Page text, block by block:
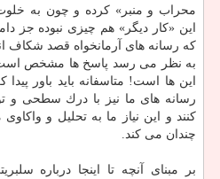
محراب و منبر» كرده و چون به
این «كار دیگر» هم چیزی نبوده جز
كه رسانه های آرمانخواه قصد شكاف
به نظر می رسد پاسخ ها مشخص است
این ها است! متاسفانه باید باور
رسانه های ما نیز با درك سطحی و
كنند و این نیاز ما به تحلیل و
چندان می كند.
بر مبنای آنچه تا اینجا درباره